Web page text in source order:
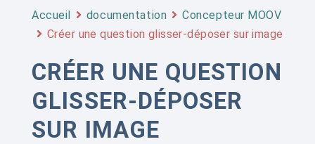
Accueil documentation
Concepteur MOOV
Créer une question glisser-déposer sur image
CRÉER UNE QUESTION
GLISSER-DÉPOSER
SUR IMAGE